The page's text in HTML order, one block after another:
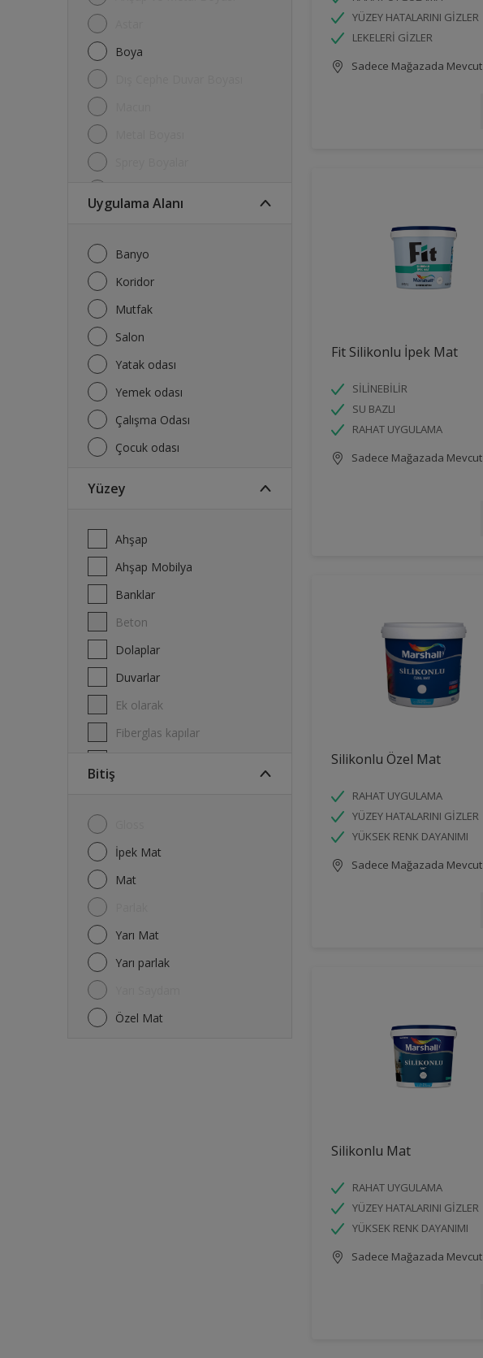
Boya
Uygulama Alanı
Banyo
Koridor
Mutfak
Salon
Yatak odası
Yemek odası
Çalışma Odası
Çocuk odası
Yüzey
Ahşap
Ahşap Mobilya
Banklar
Beton
Dolaplar
Duvarlar
Ek olarak
Fiberglas kapılar
Bitiş
İpek Mat
Mat
Yarı Mat
Yarı parlak
Özel Mat
YÜZEY HATALARINI GİZLER
LEKELERİ GİZLER
Sadece Mağazada Mevcut
Fit Silikonlu İpek Mat
SİLİNEBİLİR
SU BAZLI
RAHAT UYGULAMA
Sadece Mağazada Mevcut
Silikonlu Özel Mat
RAHAT UYGULAMA
YÜZEY HATALARINI GİZLER
YÜKSEK RENK DAYANIMI
Sadece Mağazada Mevcut
Silikonlu Mat
RAHAT UYGULAMA
YÜZEY HATALARINI GİZLER
YÜKSEK RENK DAYANIMI
Sadece Mağazada Mevcut